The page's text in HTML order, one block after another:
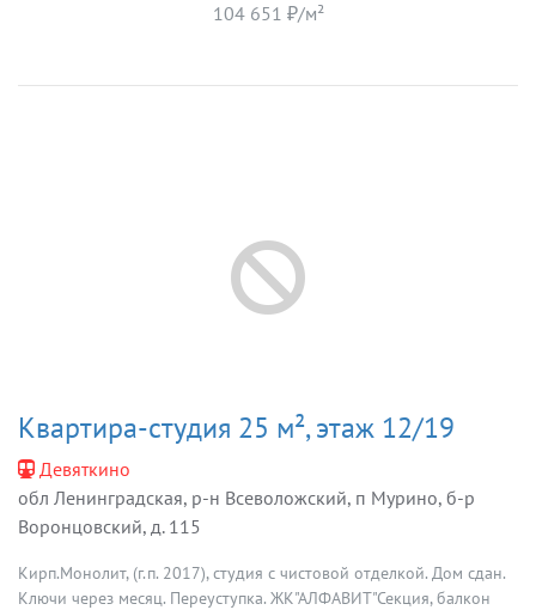
104 651 ₽/м²
Квартира-студия 25 м², этаж 12/19
Девяткино
обл Ленинградская, р-н Всеволожский, п Мурино, б-р
Воронцовский, д. 115
Кирп.Монолит, (г.п. 2017), студия с чистовой отделкой. Дом сдан.
Ключи через месяц. Переуступка. ЖК"АЛФАВИТ"Секция, балкон